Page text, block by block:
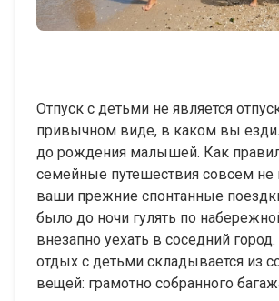
Отпуск с детьми не является
привычном виде, в каком вы
до рождения малышей. Как
семейные путешествия совсем не
ваши прежние спонтанные
было до ночи гулять по
внезапно уехать в соседний
отдых с детьми складывается из
вещей: грамотно собранного